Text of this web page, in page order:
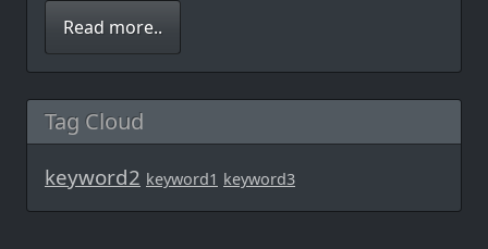
Read more..
Tag Cloud
keyword2 keyword1 keyword3